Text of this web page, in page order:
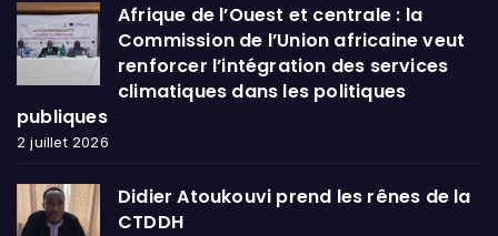
Afrique de l’Ouest et centrale : la
Commission de l’Union africaine veut
renforcer l’intégration des services
climatiques dans les politiques
publiques
2 juillet 2026
Didier Atoukouvi prend les rênes de la
CTDDH